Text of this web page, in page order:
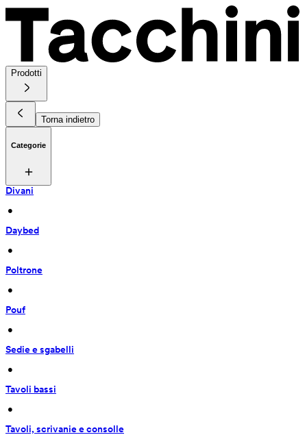
Prodotti
Torna indietro
Categorie
Divani
•
Daybed
•
Poltrone
•
Pouf
•
Sedie e sgabelli
•
Tavoli bassi
•
Tavoli, scrivanie e consolle